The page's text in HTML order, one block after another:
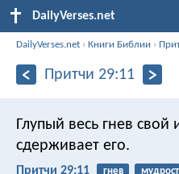
DailyVerses.net
DailyVerses.net ›Книги Библии ›
Притчи 29:11
Глупый весь гнев свой
сдерживает его.
Притчи 29:11 гнев